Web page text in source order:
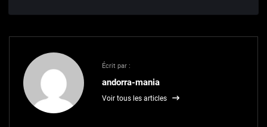
Écrit par :
andorra-mania
Voir tous les articles